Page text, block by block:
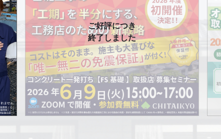
ご好評につき
終了しました